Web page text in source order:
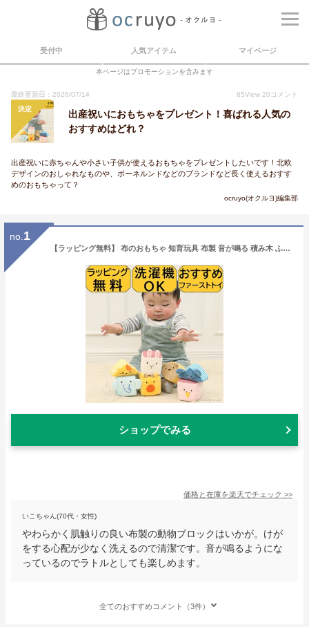
受付中 人気アイテム マイページ
本ページはプロモーションを含みます
最終更新日：2026/07/14 85View 20 コメント
決定
出産祝いにおもちゃをプレゼント！喜ばれる人気の
おすすめはどれ？
出産祝いに赤ちゃんや小さい子供が使えるおもちゃをプレゼントしたいです！北欧
デザインのおしゃれなものや、ボーネルンドなどのブランドなど長く使えるおすす
めのおもちゃって？
ocruyo(オクルヨ)編集部
no. 1
【ラッピング無料】 布のおもちゃ 知育玩具 布製 音が鳴る 積み木 ふわふわアニマルブロック エドインター 即納 ぬいぐるみ ガラガラ ラトル 出産祝い 誕生日 プレゼント 男の子 女の子 赤ちゃん 0歳 1歳
ショップでみる
価格と在庫を楽天でチェック >>
いこちゃん(70代・女性)
やわらかく肌触りの良い布製の動物ブロックはいかが。けが
をする心配が少なく洗えるので清潔です。音が鳴るようにな
っているのでラトルとしても楽しめます。
全てのおすすめコメント（3件）